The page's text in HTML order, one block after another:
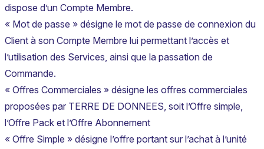
dispose d’un Compte Membre.
« Mot de passe » désigne le mot de passe de connexion du
Client à son Compte Membre lui permettant l’accès et
l’utilisation des Services, ainsi que la passation de
Commande.
« Offres Commerciales » désigne les offres commerciales
proposées par TERRE DE DONNEES, soit l’Offre simple,
l’Offre Pack et l’Offre Abonnement
« Offre Simple » désigne l’offre portant sur l’achat à l’unité